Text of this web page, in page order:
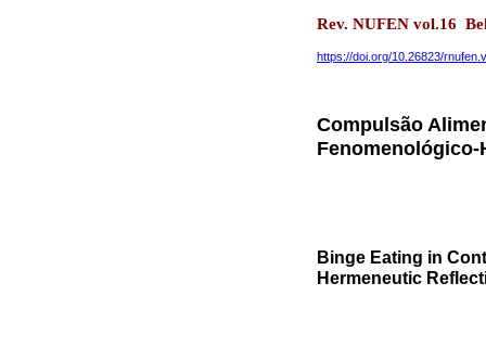
Rev. NUFEN vol.16
https://doi.org/10.26823/
Compulsão
Fenomenológico-
Binge Eating in
Hermeneutic